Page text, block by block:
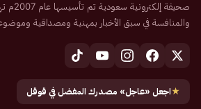
صحيفة
والمنافسة في سبق الأخبار بمهنية ومصداقية
★اجعل «عاجل» مصدرك المفضل في قوقل